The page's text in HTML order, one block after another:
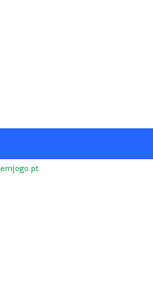
emjogo.pt